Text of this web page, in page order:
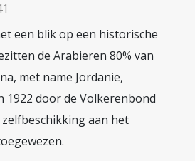
een blik op een historische
de Arabieren 80% van
met name Jordanie,
1922 door de Volkerenbond
aan het